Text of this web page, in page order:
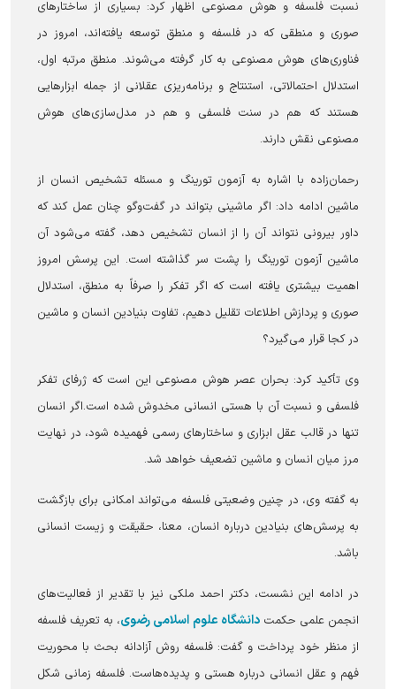
نسبت فلسفه و هوش مصنوعی اظهار کرد: بسیاری از ساختار‌های
صوری و منطقی که در فلسفه و منطق توسعه یافته‌اند، امروز در
فناوری‌های هوش مصنوعی به کار گرفته می‌شوند. منطق مرتبه اول،
استدلال احتمالاتی، استنتاج و برنامه‌ریزی عقلانی از جمله ابزار‌هایی
هستند که هم در سنت فلسفی و هم در مدل‌سازی‌های هوش
مصنوعی نقش دارند.
رحمان‌زاده با اشاره به آزمون تورینگ و مسئله تشخیص انسان از
ماشین ادامه داد: اگر ماشینی بتواند در گفت‌و‌گو چنان عمل کند که
داور بیرونی نتواند آن را از انسان تشخیص دهد، گفته می‌شود آن
ماشین آزمون تورینگ را پشت سر گذاشته است. این پرسش امروز
اهمیت بیشتری یافته است که اگر تفکر را صرفاً به منطق، استدلال
صوری و پردازش اطلاعات تقلیل دهیم، تفاوت بنیادین انسان و ماشین
در کجا قرار می‌گیرد؟
وی تأکید کرد: بحران عصر هوش مصنوعی این است که ژرفای تفکر
فلسفی و نسبت آن با هستی انسانی مخدوش شده است.اگر انسان
تنها در قالب عقل ابزاری و ساختار‌های رسمی فهمیده شود، در نهایت
مرز میان انسان و ماشین تضعیف خواهد شد.
به گفته وی، در چنین وضعیتی فلسفه می‌تواند امکانی برای بازگشت
به پرسش‌های بنیادین درباره انسان، معنا، حقیقت و زیست انسانی
باشد.
در ادامه این نشست، دکتر احمد ملکی نیز با تقدیر از فعالیت‌های
انجمن علمی حکمتدانشگاه علوم اسلامی رضوی، به تعریف فلسفه
از منظر خود پرداخت و گفت: فلسفه روش آزادانه بحث با محوریت
فهم و عقل انسانی درباره هستی و پدیده‌هاست. فلسفه زمانی شکل